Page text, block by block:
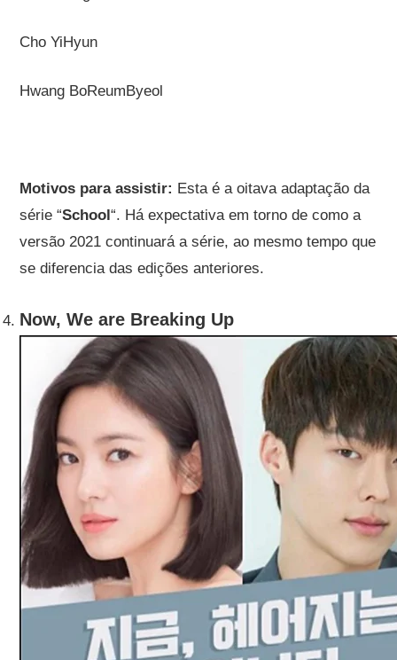
Cho YiHyun
Hwang BoReumByeol
Motivos para assistir: Esta é a oitava adaptação da
série “School“. Há expectativa em torno de como a
versão 2021 continuará a série, ao mesmo tempo que
se diferencia das edições anteriores.
Now, We are Breaking Up